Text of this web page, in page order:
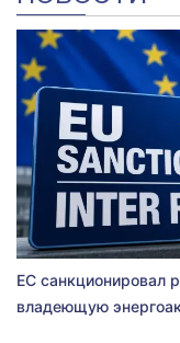
ЕС санкционировал
владеющую